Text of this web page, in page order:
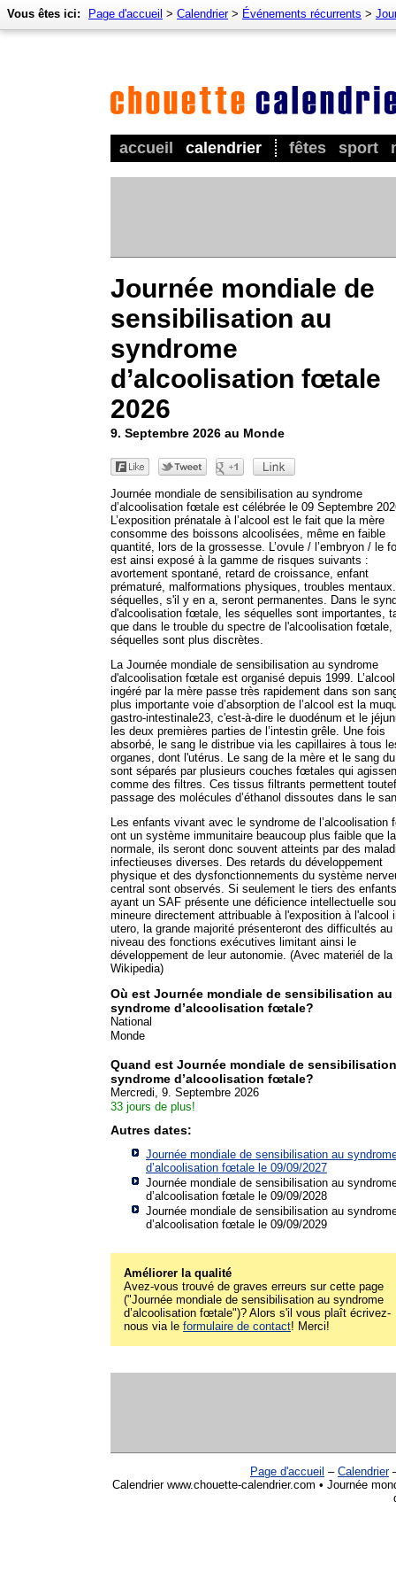
accueil calendrier fêtes sport
Vous êtes ici: Page d'accueil > Calendrier> Événements récurrents >
Journée mondiale de
sensibilisation au
syndrome
d’alcoolisation fœtale
2026
9. Septembre 2026 au Monde
Journée mondiale de sensibilisation au syndrome
d’alcoolisation fœtale est célébrée le 09 Septembre
L’exposition prénatale à l’alcool est le fait que la mère
consomme des boissons alcoolisées, même en faible
quantité, lors de la grossesse. L’ovule / l’embryon / le
est ainsi exposé à la gamme de risques suivants :
avortement spontané, retard de croissance, enfant
prématuré, malformations physiques, troubles
séquelles, s'il y en a, seront permanentes. Dans le
d'alcoolisation fœtale, les séquelles sont importantes,
que dans le trouble du spectre de l'alcoolisation fœtale,
séquelles sont plus discrètes.
La Journée mondiale de sensibilisation au syndrome
d'alcoolisation fœtale est organisé depuis 1999. L’alcool
ingéré par la mère passe très rapidement dans son
plus importante voie d’absorption de l’alcool est la
gastro-intestinale23, c'est-à-dire le duodénum et le
les deux premières parties de l’intestin grêle. Une fois
absorbé, le sang le distribue via les capillaires à tous
organes, dont l'utérus. Le sang de la mère et le sang
sont séparés par plusieurs couches fœtales qui
comme des filtres. Ces tissus filtrants permettent
passage des molécules d’éthanol dissoutes dans le
Les enfants vivant avec le syndrome de l’alcoolisation
ont un système immunitaire beaucoup plus faible que la
normale, ils seront donc souvent atteints par des
infectieuses diverses. Des retards du développement
physique et des dysfonctionnements du système
central sont observés. Si seulement le tiers des enfants
ayant un SAF présente une déficience intellectuelle
mineure directement attribuable à l'exposition à l'alcool
utero, la grande majorité présenteront des difficultés au
niveau des fonctions exécutives limitant ainsi le
développement de leur autonomie. (Avec materiél de la
Wikipedia)
Où est Journée mondiale de sensibilisation au
syndrome d’alcoolisation fœtale?
National
Monde
Quand est Journée mondiale de
syndrome d’alcoolisation fœtale?
Mercredi, 9. Septembre 2026
33 jours de plus!
Autres dates:
Journée mondiale de sensibilisation au
d’alcoolisation fœtale le 09/09/2027
Journée mondiale de sensibilisation au
d’alcoolisation fœtale le 09/09/2028
Journée mondiale de sensibilisation au
d’alcoolisation fœtale le 09/09/2029
Améliorer la qualité
Avez-vous trouvé de graves erreurs sur cette page
("Journée mondiale de sensibilisation au syndrome
d’alcoolisation fœtale")? Alors s'il vous plaît écrivez-
nous via le formulaire de contact! Merci!
Page d'accueil – Calendrier
Calendrier www.chouette-calendrier.com • Journée